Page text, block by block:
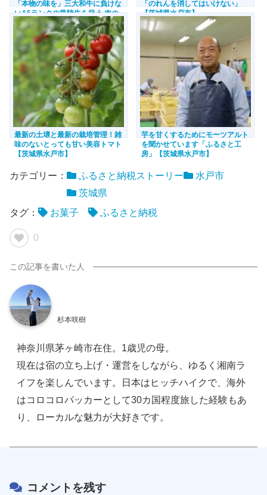
「本物の味を」三大和牛に負けな
いA5ランクの常陸牛を扱う 肉の
イイジマ【茨城県水戸市】
「のれんを消してはいけない」
【茨城県水戸市】
最新の土壌と最新の栽培管理！雑
味のないとっても甘い美容トマト
【茨城県水戸市】
芋を甘くするためにモーツアルト
を聞かせています「ふるさと工
房」【茨城県水戸市】
カテゴリー： ふるさと納税ストーリー
水戸市
茨城県
タグ：
お菓子 ふるさと納税
0
杉本咲樹
神奈川県茅ヶ崎市在住。1歳児の母。
現在は宿の立ち上げ・運営をしながら、ゆるく湘南ラ
イフを楽しんでいます。日本はヒッチハイクで、海外
はコロコロパッカーとして30カ国程度旅した経験もあ
り、ローカルな魅力が大好きです。
コメントを残す